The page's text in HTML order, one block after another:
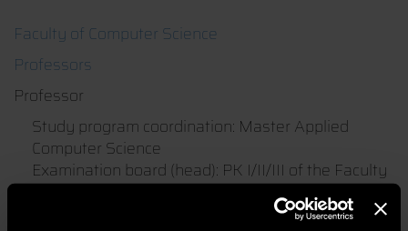
Faculty of Computer Science
Professors
Professor
Study program coordination: Master Applied
Computer Science
Examination board (head): PK I/II/III of the Faculty
of Computer Science